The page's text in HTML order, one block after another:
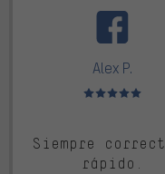
Alex P.
Valoración
Siempre
rápido.